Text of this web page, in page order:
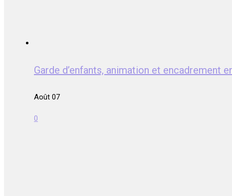
Garde d’enfants, animation et encadrement
Août 07
0